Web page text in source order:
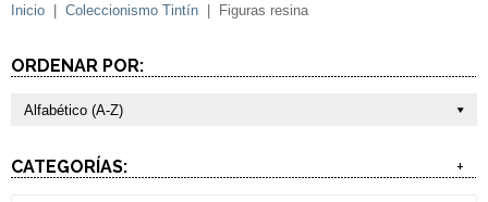
Inicio Coleccionismo Tintín Figuras resina
ORDENAR POR:
Alfabético (A-Z)
CATEGORÍAS: +